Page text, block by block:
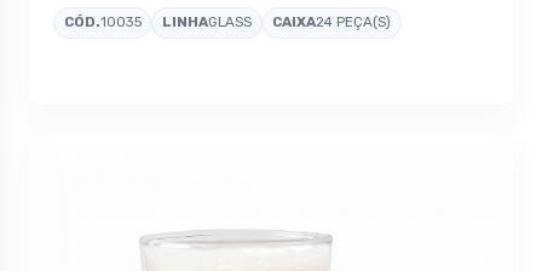
CÓD.10035 LINHAGLASS CAIXA24 PEÇA(S)